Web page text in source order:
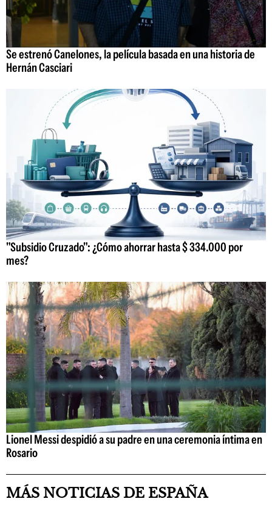
Se estrenó Canelones, la película basada en una historia de
Hernán Casciari
"Subsidio Cruzado": ¿Cómo ahorrar hasta $ 334.000 por
mes?
Lionel Messi despidió a su padre en una ceremonia íntima en
Rosario
MÁS NOTICIAS DE ESPAÑA